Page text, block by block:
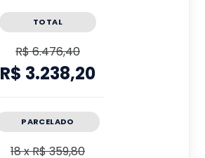
TOTAL
R$ 6.476,40
R$ 3.238,20
PARCELADO
18xR$ 359,80